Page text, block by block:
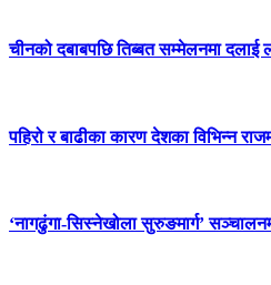
चीनको दबाबपछि तिब्बत सम्मेलनमा दलाई
पहिरो र बाढीका कारण देशका विभिन्न
‘नागढुंगा-सिस्नेखोला सुरुङमार्ग’